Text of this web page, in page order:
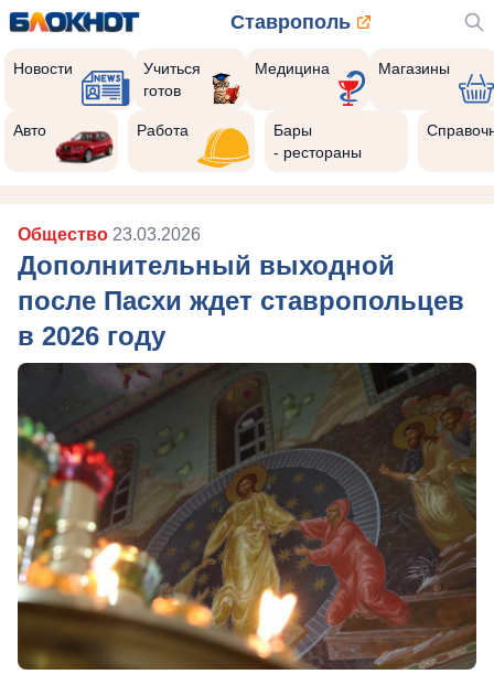
Ставрополь
Новости
Учиться
готов
Медицина Магазины
Авто Работа
Бары
- рестораны
Общество 23.03.2026
Дополнительный выходной
после Пасхи ждет ставропольцев
в 2026 году